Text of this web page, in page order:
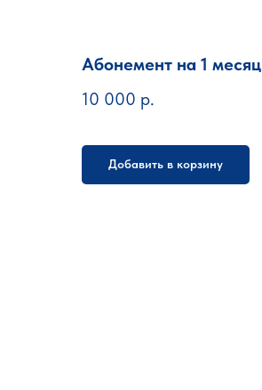
Абонемент на 1 месяц
10 000 р.
Добавить в корзину